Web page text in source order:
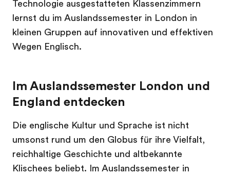
Technologie ausgestatteten Klassenzimmern
lernst du im Auslandssemester in London in
kleinen Gruppen auf innovativen und effektiven
Wegen Englisch.
Im Auslandssemester London und
England entdecken
Die englische Kultur und Sprache ist nicht
umsonst rund um den Globus für ihre Vielfalt,
reichhaltige Geschichte und altbekannte
Klischees beliebt. Im Auslandssemester in